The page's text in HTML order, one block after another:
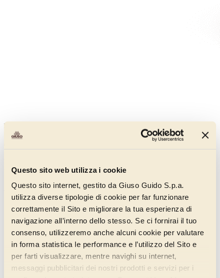
Questo sito web utilizza i cookie
Questo sito internet, gestito da Giuso Guido S.p.a.
utilizza diverse tipologie di cookie per far funzionare
correttamente il Sito e migliorare la tua esperienza di
navigazione all’interno dello stesso. Se ci fornirai il tuo
consenso, utilizzeremo anche alcuni cookie per valutare
in forma statistica le performance e l’utilizzo del Sito e
per farti visualizzare, mentre navighi su internet,
messaggi pubblicitari dei nostri prodotti e servizi per i
Nerella Supernut Plant Based
those in search of an intense and embracing flavour.
Discover more